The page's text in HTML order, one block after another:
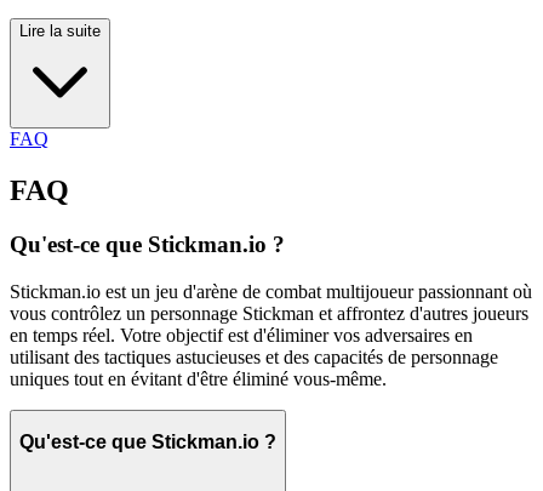
Lire la suite
FAQ
FAQ
Qu'est-ce que Stickman.io ?
Stickman.io est un jeu d'arène de combat multijoueur passionnant où
vous contrôlez un personnage Stickman et affrontez d'autres joueurs
en temps réel. Votre objectif est d'éliminer vos adversaires en
utilisant des tactiques astucieuses et des capacités de personnage
uniques tout en évitant d'être éliminé vous-même.
Qu'est-ce que Stickman.io ?